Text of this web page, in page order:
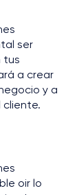
ser
tus
a crear
y a
cliente.
oir lo